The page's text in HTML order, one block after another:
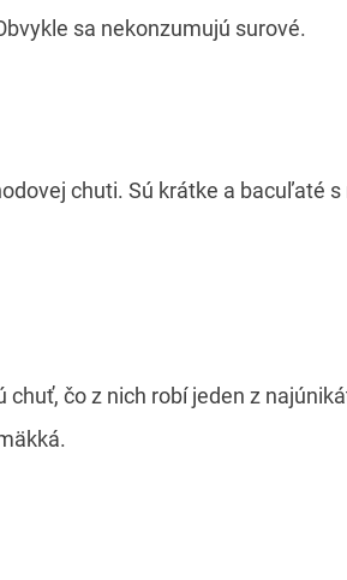
sa nekonzumujú surové.
chuti. Sú krátke a bacuľaté
čo z nich robí jeden z